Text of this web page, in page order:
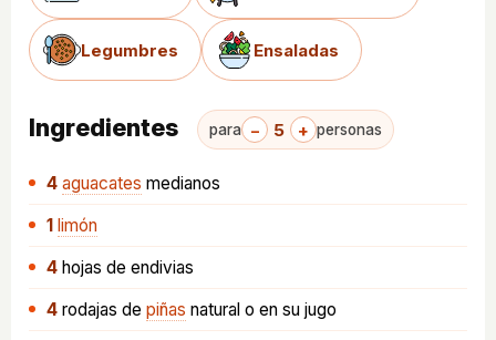
Legumbres Ensaladas
Ingredientes para − 5 + personas
4 aguacates medianos
1 limón
4 hojas de endivias
4 rodajas de piñas natural o en su jugo